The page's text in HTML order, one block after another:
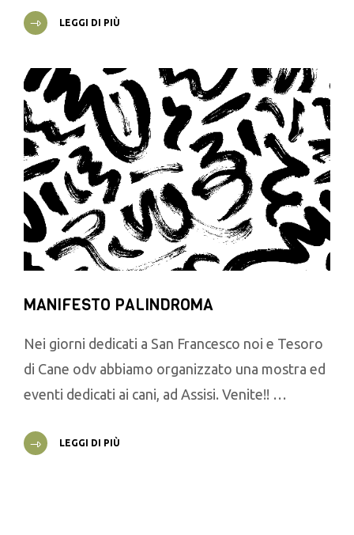
LEGGI DI PIÙ
MANIFESTO PALINDROMA
Nei giorni dedicati a San Francesco noi e Tesoro
di Cane odv abbiamo organizzato una mostra ed
eventi dedicati ai cani, ad Assisi. Venite!! …
LEGGI DI PIÙ